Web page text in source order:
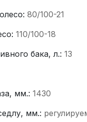
80/100-21
110/100-18
бака, л.: 13
мм.: 1430
мм.: